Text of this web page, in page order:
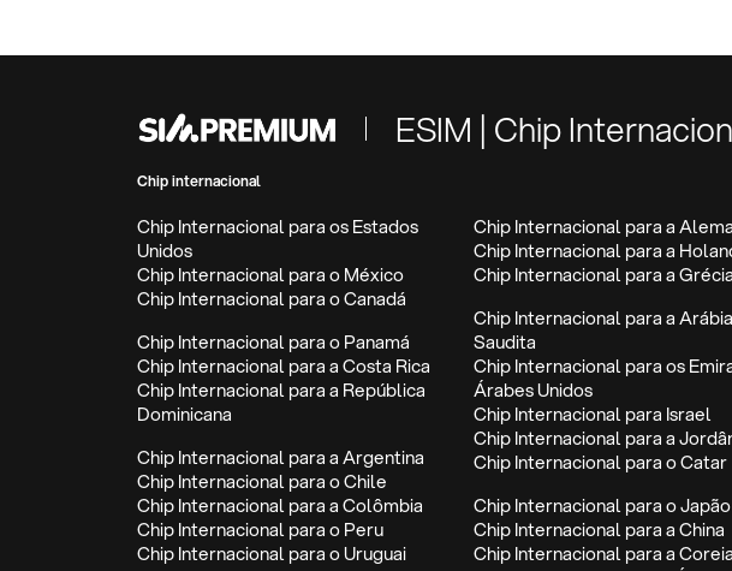
ESIM | Chip
Chip internacional
Chip Internacional para os Estados
Unidos
Chip Internacional para o México
Chip Internacional para o Canadá
Chip Internacional para o Panamá
Chip Internacional para a Costa Rica
Chip Internacional para a República
Dominicana
Chip Internacional para a Argentina
Chip Internacional para o Chile
Chip Internacional para a Colômbia
Chip Internacional para o Peru
Chip Internacional para o Uruguai
Chip Internacional para a
Chip Internacional para a
Chip Internacional para a Grécia
Chip Internacional para a Arábia
Saudita
Chip Internacional para os
Árabes Unidos
Chip Internacional para Israel
Chip Internacional para a
Chip Internacional para o Catar
Chip Internacional para o Japão
Chip Internacional para a China
Chip Internacional para a